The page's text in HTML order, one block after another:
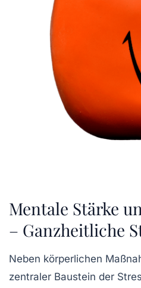
Mentale Stärke
– Ganzheitliche
Neben körperlichen
zentraler Baustein der